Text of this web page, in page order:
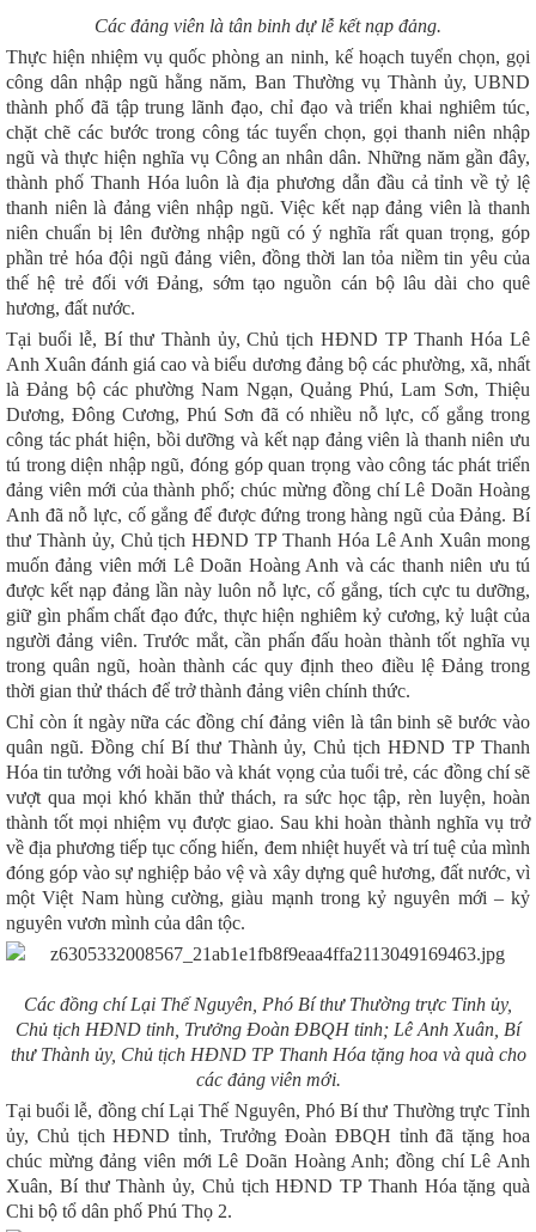
Các đảng viên là tân binh dự lễ kết nạp đảng.
Thực hiện nhiệm vụ quốc phòng an ninh, kế hoạch tuyển chọn, gọi
công dân nhập ngũ hằng năm, Ban Thường vụ Thành ủy, UBND
thành phố đã tập trung lãnh đạo, chỉ đạo và triển khai nghiêm túc,
chặt chẽ các bước trong công tác tuyển chọn, gọi thanh niên nhập
ngũ và thực hiện nghĩa vụ Công an nhân dân. Những năm gần đây,
thành phố Thanh Hóa luôn là địa phương dẫn đầu cả tỉnh về tỷ lệ
thanh niên là đảng viên nhập ngũ.Việc kết nạp đảng viên là thanh
niên chuẩn bị lên đường nhập ngũ có ý nghĩa rất quan trọng, góp
phần trẻ hóa đội ngũ đảng viên, đồng thời lan tỏa niềm tin yêu của
thế hệ trẻ đối với Đảng, sớm tạo nguồn cán bộ lâu dài cho quê
hương, đất nước.
Tại buổi lễ, Bí thư Thành ủy, Chủ tịch HĐND TP Thanh Hóa Lê
Anh Xuân đánh giá cao và biểu dương đảng bộ các phường, xã, nhất
là Đảng bộ các phường Nam Ngạn, Quảng Phú, Lam Sơn, Thiệu
Dương, Đông Cương, Phú Sơn đã có nhiều nỗ lực, cố gắng trong
công tác phát hiện, bồi dưỡng và kết nạp đảng viên là thanh niên ưu
tú trong diện nhập ngũ, đóng góp quan trọng vào công tác phát triển
đảng viên mới của thành phố; chúc mừng đồng chí Lê Doãn Hoàng
Anh đã nỗ lực, cố gắng để được đứng trong hàng ngũ của Đảng. Bí
thư Thành ủy, Chủ tịch HĐND TP Thanh Hóa Lê Anh Xuân mong
muốnđảng viên mới Lê Doãn Hoàng Anh và các thanh niên ưu tú
được kết nạp đảng lần này luôn nỗ lực, cố gắng, tích cực tu dưỡng,
giữ gìn phẩm chất đạo đức, thực hiện nghiêm kỷ cương, kỷ luật của
người đảng viên. Trước mắt, cần phấn đấu hoàn thành tốt nghĩa vụ
trong quân ngũ, hoàn thành các quy định theo điều lệ Đảng trong
thời gian thử thách để trở thành đảng viên chính thức.
Chỉ còn ít ngày nữa các đồng chí đảng viên là tân binh sẽ bước vào
quân ngũ. Đồng chí Bí thưThành ủy, Chủ tịch HĐND TP Thanh
Hóatintưởng với hoài bão và khát vọng củatuổi trẻ, các đồng chí sẽ
vượt qua mọi khó khăn thử thách, ra sức học tập, rèn luyện, hoàn
thành tốt mọi nhiệm vụ được giao. Sau khi hoàn thành nghĩa vụ trở
về địa phương tiếp tục cống hiến, đem nhiệt huyết và trí tuệ của mình
đóng góp vào sự nghiệp bảo vệ và xây dựng quê hương, đất nước, vì
một Việt Nam hùng cường, giàu mạnh trong kỷ nguyên mới – kỷ
nguyên vươn mình của dân tộc.
Các đồng chí Lại Thế Nguyên, Phó Bí thư Thường trực Tỉnh ủy,
Chủ tịch HĐND tỉnh, Trưởng Đoàn ĐBQH tỉnh; Lê Anh Xuân, Bí
thư Thành ủy, Chủ tịch HĐND TP Thanh Hóa tặng hoa vàquà cho
các đảng viên mới.
Tại buổi lễ, đồng chí Lại Thế Nguyên, Phó Bí thư Thường trực Tỉnh
ủy, Chủ tịch HĐND tỉnh, Trưởng Đoàn ĐBQH tỉnh đã tặng hoa
chúc mừng đảng viên mới Lê Doãn Hoàng Anh; đồng chí Lê Anh
Xuân, Bí thư Thành ủy, Chủ tịch HĐND TP Thanh Hóa tặng quà
Chi bộ tổ dân phố Phú Thọ 2.